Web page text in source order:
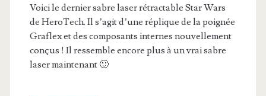
Voici le dernier sabre laser rétractable Star Wars
de HeroTech. Il s’agit d’une réplique de la poignée
Graflex et des composants internes nouvellement
conçus ! Il ressemble encore plus à un vrai sabre
laser maintenant 🙂